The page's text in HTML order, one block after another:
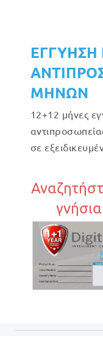
ΕΓΓΥΗΣΗ
ΜΗΝΩΝ
12+12 μήνες
σε